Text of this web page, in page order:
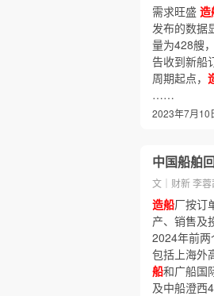
需求旺盛 造
发布的数据
量为428艘
告收到新船
周期起点，
……
2023年7月10
中国船舶
文｜财新 李蓉
造船厂按订
产、销售及
2024年前两
包括上海外
船和广船国
及中船澄西